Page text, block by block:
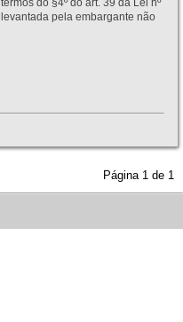
do §4º do art. 39 da Lei nº
pela embargante não
Página 1 de 1